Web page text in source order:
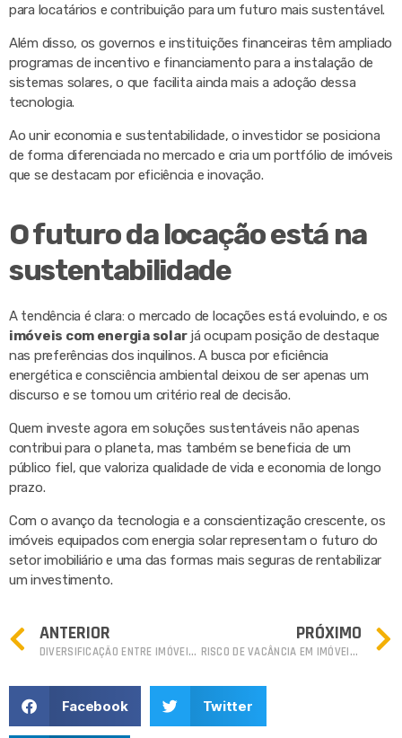
para locatários e contribuição para um futuro mais sustentável.
Além disso, os governos e instituições financeiras têm ampliado
programas de incentivo e financiamento para a instalação de
sistemas solares, o que facilita ainda mais a adoção dessa
tecnologia.
Ao unir economia e sustentabilidade, o investidor se posiciona
de forma diferenciada no mercado e cria um portfólio de imóveis
que se destacam por eficiência e inovação.
O futuro da locação está na
sustentabilidade
A tendência é clara: o mercado de locações está evoluindo, e os
imóveis com energia solarjá ocupam posição de destaque
nas preferências dos inquilinos. A busca por eficiência
energética e consciência ambiental deixou de ser apenas um
discurso e se tornou um critério real de decisão.
Quem investe agora em soluções sustentáveis não apenas
contribui para o planeta, mas também se beneficia de um
público fiel, que valoriza qualidade de vida e economia de longo
prazo.
Com o avanço da tecnologia e a conscientização crescente, os
imóveis equipados com energia solar representam o futuro do
setor imobiliário e uma das formas mais seguras de rentabilizar
um investimento.
ANTERIOR
DIVERSIFICAÇÃO ENTRE IMÓVEIS COMPACTOS E DE LUXO
PRÓXIMO
RISCO DE VACÂNCIA EM IMÓVEIS PARA ALUGUEL: O QUE FAZER?
Facebook Twitter